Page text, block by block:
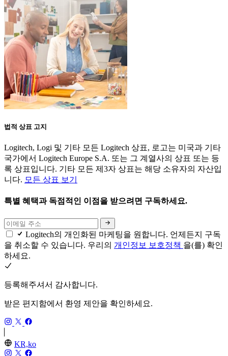
법적 상표 고지
Logitech, Logi 및 기타 모든 Logitech 상표, 로고는 미국과 기타
국가에서 Logitech Europe S.A. 또는 그 계열사의 상표 또는 등
록 상표입니다. 기타 모든 제3자 상표는 해당 소유자의 자산입
니다. 모든 상표 보기
특별 혜택과 독점적인 이점을 받으려면 구독하세요.
Logitech의 개인화된 마케팅을 원합니다. 언제든지 구독
을 취소할 수 있습니다. 우리의 개인정보 보호정책 을(를) 확인
하세요.
등록해주셔서 감사합니다.
받은 편지함에서 환영 제안을 확인하세요.
KR,ko